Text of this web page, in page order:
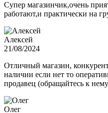
Супер магазинчик,очень
работают,и практически на
Алексей
21/08/2024
Отличный магазин,
наличии если нет то
продавец (обращайтесь к
Олег